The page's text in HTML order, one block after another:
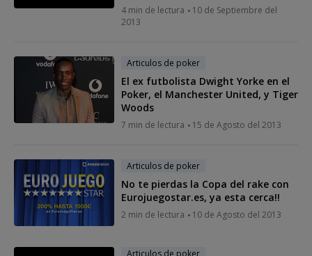
4 min de lectura
10 de Septiembre del
2013
Articulos de poker
El ex futbolista Dwight Yorke en el
Poker, el Manchester United, y Tiger
Woods
7 min de lectura 15 de Agosto del 2013
Articulos de poker
No te pierdas la Copa del rake con
Eurojuegostar.es, ya esta cerca!!
2 min de lectura 10 de Agosto del 2013
Articulos de poker